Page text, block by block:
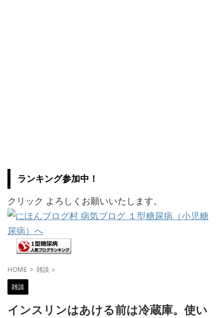
ランキング参加中！
クリック よろしくお願いいたします。
HOME > 雑談 >
雑談
インスリンはあける前は冷蔵庫。使い